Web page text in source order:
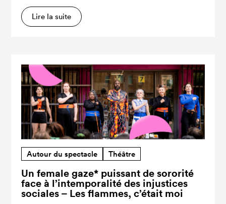
Lire la suite
Autour du spectacle Théâtre
Un female gaze* puissant de sororité
face à l’intemporalité des injustices
sociales – Les flammes, c’était moi